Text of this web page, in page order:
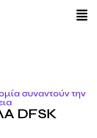
συναντούν την
DFSK